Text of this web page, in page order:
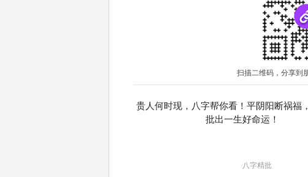
扫描二维码，分享到
贵人何时现，八字帮你看！平阴阳断祸福
批出一生好命运！
八字精批